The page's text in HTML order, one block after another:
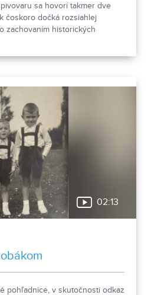
sa hovorí takmer dve
čoskoro dočká rozsiahlej
zachovaním historických
02:13
pohľadnice, v skutočnosti odkaz